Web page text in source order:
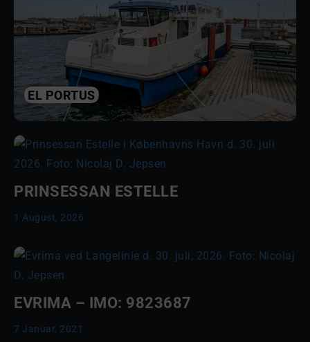
EL PORTUS
PRINSESSAN ESTELLE
1 August, 2026
EVRIMA – IMO: 9823687
7 Januar, 2021